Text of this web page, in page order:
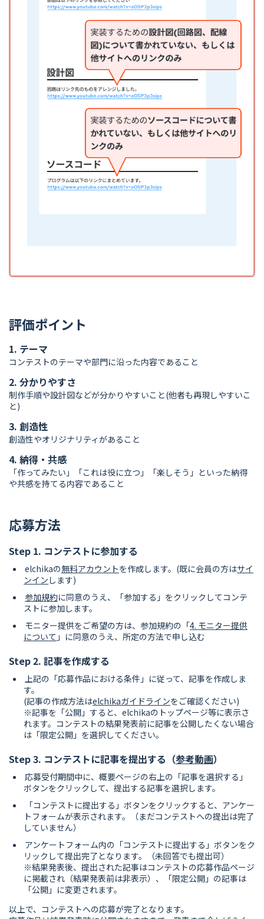
評価ポイント
1. テーマ
コンテストのテーマや部門に沿った内容であること
2. 分かりやすさ
制作手順や設計図などが分かりやすいこと(他者も再現しやすいこ
と)
3. 創造性
創造性やオリジナリティがあること
4. 納得・共感
「作ってみたい」「これは役に立つ」「楽しそう」といった納得
や共感を持てる内容であること
応募方法
Step 1. コンテストに参加する
elchikaの無料アカウントを作成します。(既に会員の方はサイ
ンイン します)
参加規約に同意のうえ、「参加する」をクリックしてコンテ
ストに参加します。
モニター提供をご希望の方は、参加規約の「4. モニター提供
について 」に同意のうえ、所定の方法で申し込む
Step 2. 記事を作成する
上記の「応募作品における条件」に従って、記事を作成しま
す。
(記事の作成方法はelchikaガイドラインをご確認ください)
※記事を「公開」すると、elchikaのトップページ等に表示さ
れます。コンテストの結果発表前に記事を公開したくない場合
は「限定公開」を選択してください。
Step 3. コンテストに記事を提出する（参考動画）
応募受付期間中に、概要ページの右上の「記事を選択する」
ボタンをクリックして、提出する記事を選択します。
「コンテストに提出する」ボタンをクリックすると、アンケー
トフォームが表示されます。（まだコンテストへの提出は完了
していません）
アンケートフォーム内の「コンテストに提出する」ボタンをク
リックして提出完了となります。（未回答でも提出可）
※結果発表後、提出された記事はコンテストの応募作品ページ
に掲載され（結果発表前は非表示）、「限定公開」の記事は
「公開」に変更されます。
以上で、コンテストへの応募が完了となります。